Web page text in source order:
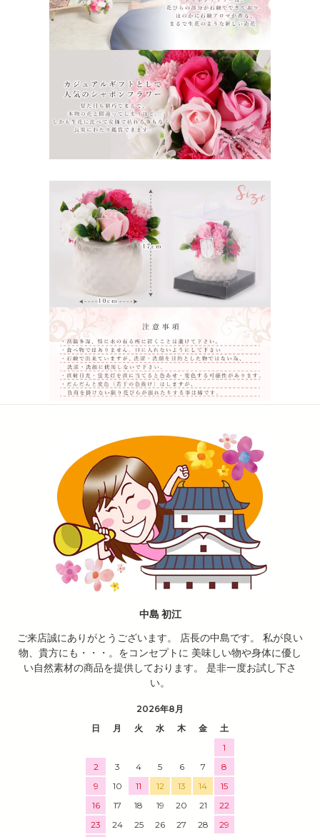
中島 初江
ご来店誠にありがとうございます。 店長の中島です。 私が良い
物、貴方にも・・・。をコンセプトに 美味しい物や身体に優し
い自然素材の商品を提供しております。 是非一度お試し下さ
い。
2026年8月
日
月 火 水 木 金
土
1
2
3 4 5 6 7
8
9
10 11 12 13 14
15
16
17 18 19 20 21
22
23
24 25 26 27 28
29